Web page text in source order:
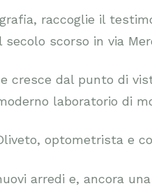
raccoglie il
secolo scorso in via
cresce dal punto di
laboratorio di
optometrista e
arredi e, ancora